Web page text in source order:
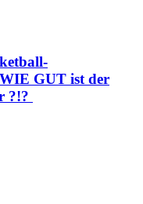
GUT ist der
?!?